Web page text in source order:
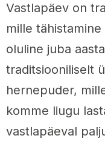
Vastlapäev on
mille
oluline juba
traditsiooniliselt
hernepuder,
komme liugu
vastlapäeval